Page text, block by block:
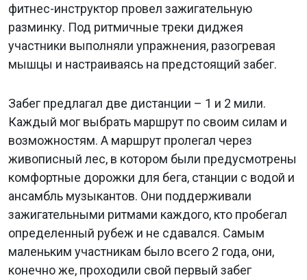
фитнес-инструктор провел зажигательную
разминку. Под ритмичные треки диджея
участники выполняли упражнения, разогревая
мышцы и настраиваясь на предстоящий забег.
Забег предлагал две дистанции – 1 и 2 мили.
Каждый мог выбрать маршрут по своим силам и
возможностям. А маршрут пролегал через
живописный лес, в котором были предусмотрены
комфортные дорожки для бега, станции с водой и
ансамбль музыкантов. Они поддерживали
зажигательными ритмами каждого, кто пробегал
определенный рубеж и не сдавался. Самым
маленьким участникам было всего 2 года, они,
конечно же, проходили свой первый забег